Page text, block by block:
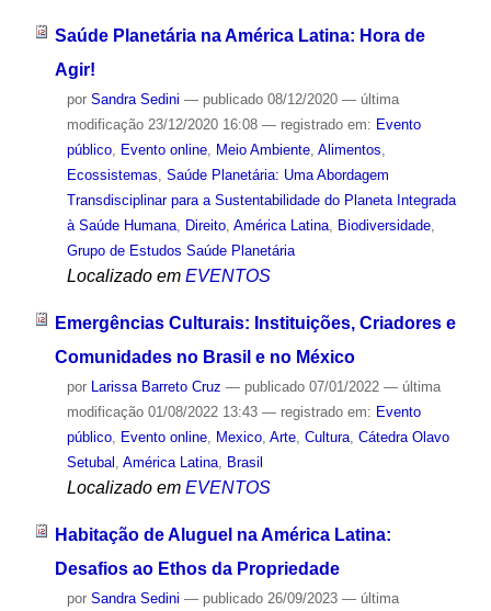
Saúde Planetária na América Latina: Hora de
Agir!
por Sandra Sedini — publicado08/12/2020 — última
modificação23/12/2020 16:08 — registrado em: Evento
público, Evento online, Meio Ambiente, Alimentos,
Ecossistemas, Saúde Planetária: Uma Abordagem
Transdisciplinar para a Sustentabilidade do Planeta Integrada
à Saúde Humana, Direito, América Latina, Biodiversidade,
Grupo de Estudos Saúde Planetária
Localizado em EVENTOS
Emergências Culturais: Instituições, Criadores e
Comunidades no Brasil e no México
por Larissa Barreto Cruz — publicado07/01/2022 — última
modificação01/08/2022 13:43 — registrado em: Evento
público, Evento online, Mexico, Arte, Cultura, Cátedra Olavo
Setubal , América Latina, Brasil
Localizado em EVENTOS
Habitação de Aluguel na América Latina:
Desafios ao Ethos da Propriedade
por Sandra Sedini — publicado26/09/2023 — última